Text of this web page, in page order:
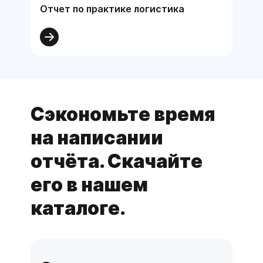
Отчет по практике логистика
Сэкономьте время
на написании
отчёта. Скачайте
его в нашем
каталоге.